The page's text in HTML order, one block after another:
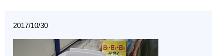
2017/10/30